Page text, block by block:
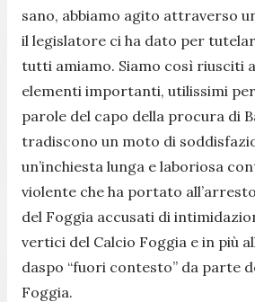
sano, abbiamo agito attraverso
il legislatore ci ha dato per
tutti amiamo. Siamo così riusciti
elementi importanti, utilissimi
parole del capo della procura di
tradiscono un moto di
un’inchiesta lunga e laboriosa
violente che ha portato
del Foggia accusati di
vertici del Calcio Foggia e in più
daspo “fuori contesto” da parte
Foggia.